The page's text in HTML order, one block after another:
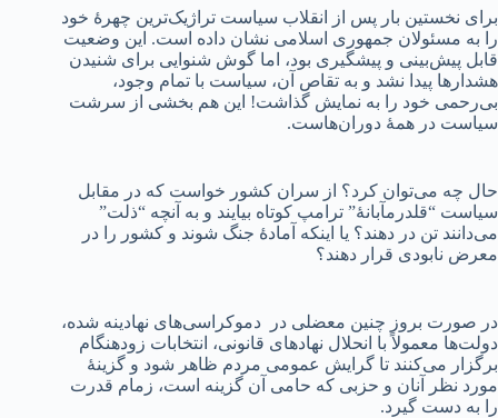
برای نخستین بار پس از انقلاب سیاست تراژیک‌ترین چهرهٔ خود
را به مسئولان جمهوری اسلامی نشان داده است. این وضعیت
قابل پیش‌بینی و پیشگیری بود، اما گوش شنوایی برای شنیدن
هشدارها پیدا نشد و به تقاص آن، سیاست با تمام وجود،
بی‌رحمی خود را به نمایش گذاشت! این هم بخشی از سرشت
سیاست در همهٔ دوران‌هاست.
حال چه می‌توان کرد؟ از سران کشور خواست که در مقابل
سیاست “قلدرمآبانهٔ” ترامپ کوتاه بیایند و به آنچه “ذلت”
می‌دانند تن در دهند؟ یا اینکه آمادهٔ جنگ شوند و کشور را در
معرض نابودی قرار دهند؟
در صورت بروز چنین معضلی در دموکراسی‌های نهادینه شده،
دولت‌ها معمولاً با انحلال نهادهای قانونی، انتخابات زودهنگام
برگزار می‌کنند تا گرایش عمومی مردم ظاهر شود و گزینهٔ
مورد نظر آنان و حزبی که حامی آن گزینه است، زمام قدرت
را به دست گیرد.